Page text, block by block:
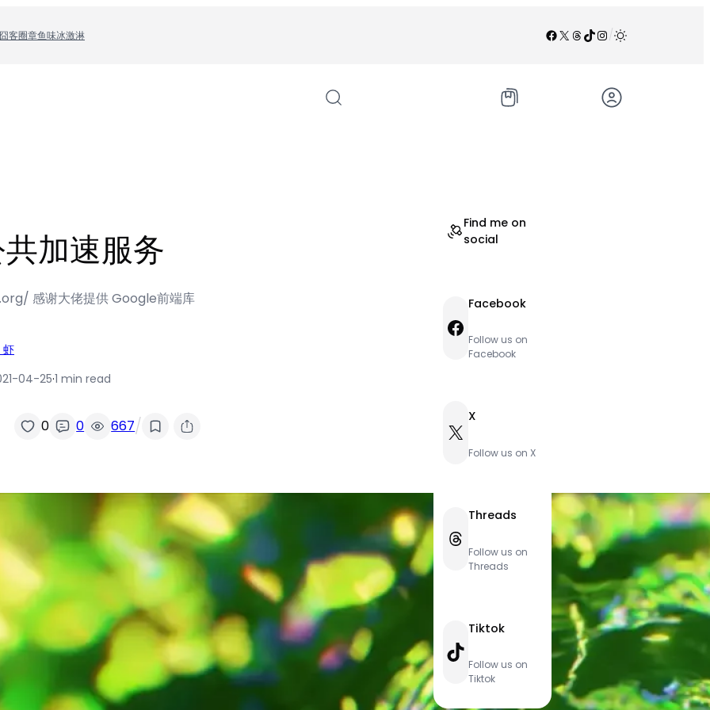
囧客圈章鱼味冰激淋 Facebook
X Threads
TikTok
Instagram
/
加速服务
感谢大佬提供 Google前端库
虾
04-25·1 min read
0 0 667/
Find me on
social
Facebook
Facebook
Follow us on
Facebook
X
X
Follow us on X
Threads
Threads
Follow us on
Threads
TikTok
Tiktok
Follow us on
Tiktok